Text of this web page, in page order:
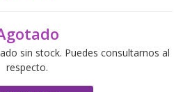
sin stock. Puedes consultarnos al
respecto.